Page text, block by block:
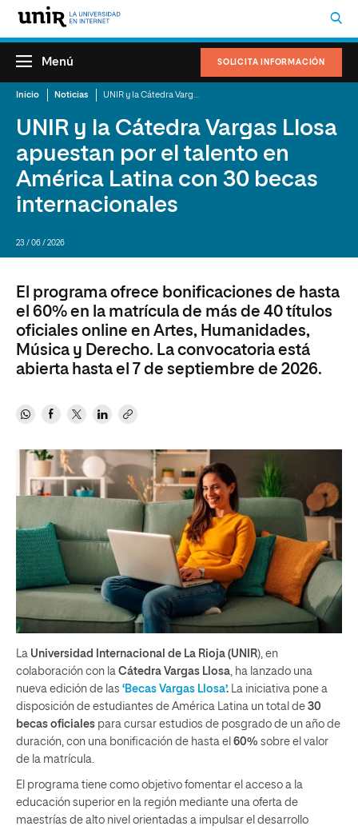
SOLICITA INFORMACIÓN
Menú
Inicio Noticias
UNIR y la Cátedra Vargas Llosa
apuestan por el talento en
América Latina con 30 becas
internacionales
23 / 06 / 2026
El programa ofrece bonificaciones de hasta
el 60% en la matrícula de más de 40 títulos
oficiales online en Artes, Humanidades,
Música y Derecho. La convocatoria está
abierta hasta el 7 de septiembre de 2026.
La Universidad Internacional de La Rioja (UNIR), en
colaboración con la Cátedra Vargas Llosa , ha lanzado una
nueva edición de las ‘Becas Vargas Llosa’. La iniciativa pone a
disposición de estudiantes de América Latina un total de 30
becas oficiales para cursar estudios de posgrado de un año de
duración, con una bonificación de hasta el 60% sobre el valor
de la matrícula.
El programa tiene como objetivo fomentar el acceso a la
educación superior en la región mediante una oferta de
maestrías de alto nivel orientadas a impulsar el desarrollo